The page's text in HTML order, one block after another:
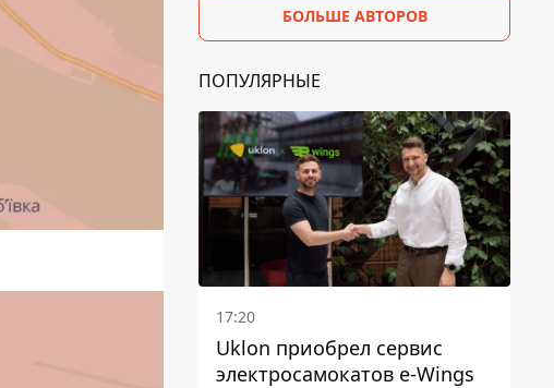
БОЛЬШЕ АВТОРОВ
ПОПУЛЯРНЫЕ
17:20
Uklon приобрел сервис
электросамокатов e-Wings